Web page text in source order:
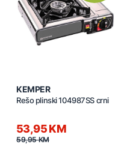
KEMPER
Rešo plinski 104987SS crni
53,95 KM
59,95 KM